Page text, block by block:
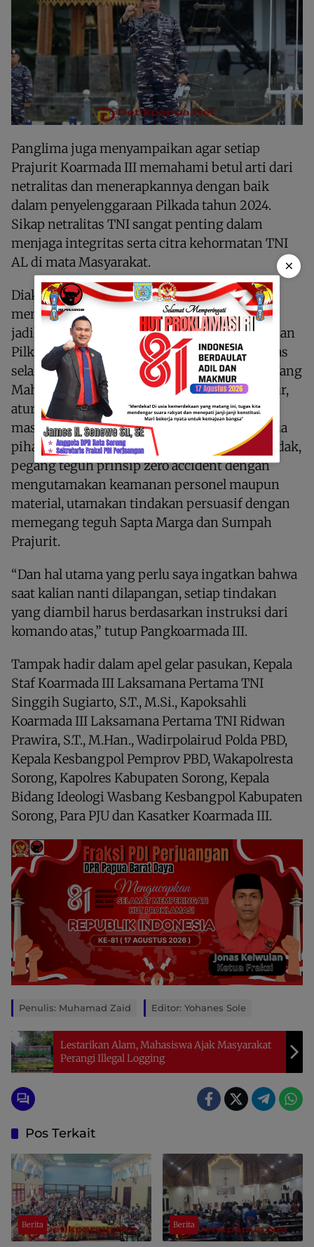
Panglima juga menyampaikan agar setiap
Prajurit Koarmada III memahami betul arti dari
netralitas dan menerapkannya dengan baik
dalam penyelenggaraan Pilkada tahun 2024.
Sikap netralitas TNI sangat penting dalam
menjaga integritas serta citra kehormatan TNI
AL di mata Masyarakat.
Diakhir amanatnya Pangkoarmada III
memberikan lima pedoman yang harus di
jadikan dasar dalam bertugas saat pengamanan
Pilkada 2024, yaitu agar Prajurit yang bertugas
selalu berdoa dan bertawakal kepada Tuhan Yang
Maha Esa, setiap Prajurit memahami prosedur,
aturan, tugas dan tanggungjawab masing-
masing , laksanakan koordinasi dengan semua
pihak baik yang terlibat langsung maupun tidak,
pegang teguh prinsip zero accident dengan
mengutamakan keamanan personel maupun
material, utamakan tindakan persuasif dengan
memegang teguh Sapta Marga dan Sumpah
Prajurit.
“Dan hal utama yang perlu saya ingatkan bahwa
saat kalian nanti dilapangan, setiap tindakan
yang diambil harus berdasarkan instruksi dari
komando atas,” tutup Pangkoarmada III.
Tampak hadir dalam apel gelar pasukan, Kepala
Staf Koarmada III Laksamana Pertama TNI
Singgih Sugiarto, S.T., M.Si., Kapoksahli
Koarmada III Laksamana Pertama TNI Ridwan
Prawira, S.T., M.Han., Wadirpolairud Polda PBD,
Kepala Kesbangpol Pemprov PBD, Wakapolresta
Sorong, Kapolres Kabupaten Sorong, Kepala
Bidang Ideologi Wasbang Kesbangpol Kabupaten
Sorong, Para PJU dan Kasatker Koarmada III.
Penulis: Muhamad Zaid Editor: Yohanes Sole
Lestarikan Alam, Mahasiswa Ajak Masyarakat
Perangi Illegal Logging
Pos Terkait
Berita Berita
×